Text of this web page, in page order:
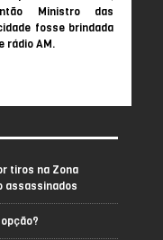
Ministro das
fosse brindada
rádio AM.
tiros na Zona
assassinados